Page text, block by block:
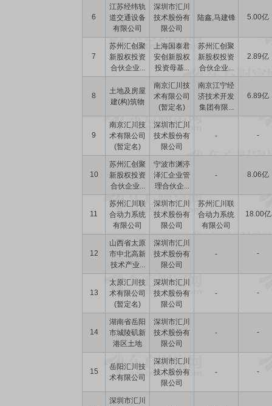
6
江苏经纬轨
道交通设备
有限公司
深圳市汇川
技术股份有
限公司
陆鑫,马建锋 5.00亿
7
苏州汇创聚
新股权投资
合伙企业...
上海国泰君
安创新股权
投资母基...
苏州汇创聚
新股权投资
合伙企业...
2.89亿
8
土地及房屋
建(构)筑物
南京汇川技
术有限公司
(暂定名)
南京江宁经
济技术开发
集团有限...
6.89亿
9
南京汇川技
术有限公司
(暂定名)
深圳市汇川
技术股份有
限公司
- -
10
苏州汇创聚
新股权投资
合伙企业...
宁波市渊渟
泽汇企业管
理合伙企...
- 8.06亿
11
苏州汇川联
合动力系统
有限公司
深圳市汇川
技术股份有
限公司
苏州汇川联
合动力系统
有限公司
18.00亿
12
山西省太原
市中北高新
技术产业...
深圳市汇川
技术股份有
限公司
- -
13
太原汇川技
术有限公司
(暂定名)
深圳市汇川
技术股份有
限公司
- -
14
湖南省岳阳
市城陵矶新
港区土地
深圳市汇川
技术股份有
限公司
- -
15
岳阳汇川技
术有限公司
深圳市汇川
技术股份有
限公司
- -
深圳市汇川